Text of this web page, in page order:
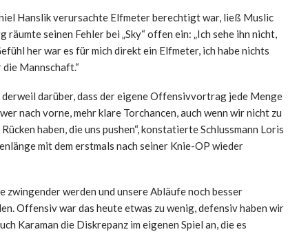
Hanslik verursachte Elfmeter berechtigt war, ließ Muslic
seinen Fehler bei „Sky“ offen ein: „Ich sehe ihn nicht,
her war es für mich direkt ein Elfmeter, ich habe nichts
Mannschaft.“
darüber, dass der eigene Offensivvortrag jede Menge
nach vorne, mehr klare Torchancen, auch wenn wir nicht zu
haben, die uns pushen“, konstatierte Schlussmann Loris
mit dem erstmals nach seiner Knie-OP wieder
zwingender werden und unsere Abläufe noch besser
Offensiv war das heute etwas zu wenig, defensiv haben wir
Karaman die Diskrepanz im eigenen Spiel an, die es